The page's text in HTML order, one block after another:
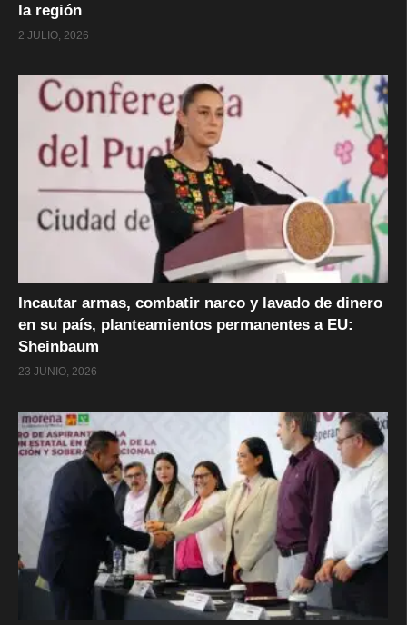
la región
2 JULIO, 2026
Incautar armas, combatir narco y lavado de dinero
en su país, planteamientos permanentes a EU:
Sheinbaum
23 JUNIO, 2026